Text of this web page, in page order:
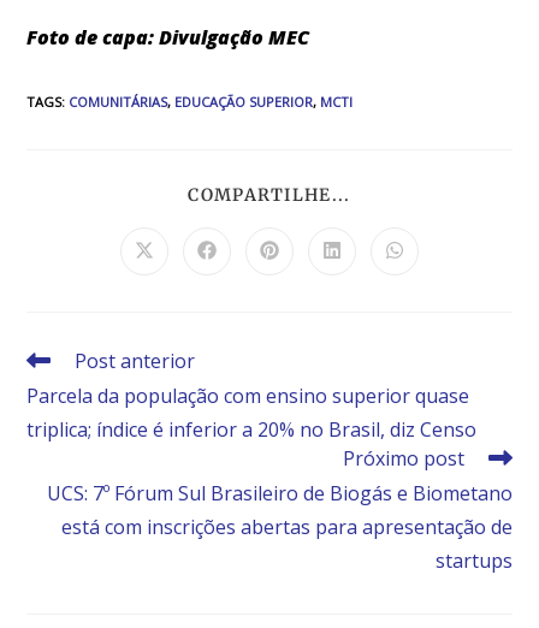
Foto de capa: Divulgação MEC
TAGS: COMUNITÁRIAS, EDUCAÇÃO SUPERIOR, MCTI
COMPARTILHE...
Post anterior
Parcela da população com ensino superior quase
triplica; índice é inferior a 20% no Brasil, diz Censo
Próximo post
UCS: 7º Fórum Sul Brasileiro de Biogás e Biometano
está com inscrições abertas para apresentação de
startups